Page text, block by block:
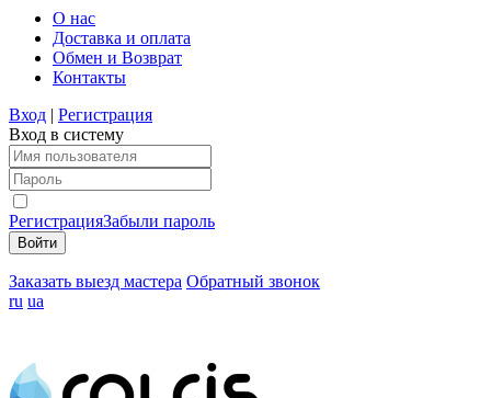
О нас
Доставка и оплата
Обмен и Возврат
Контакты
Вход | Регистрация
Вход в систему
РегистрацияЗабыли пароль
Заказать выезд мастера Обратный звонок
ru ua